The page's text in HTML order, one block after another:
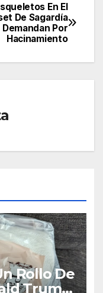
En El
De Sagardía
Demandan Por
Hacinamiento
Rollo De
Trump